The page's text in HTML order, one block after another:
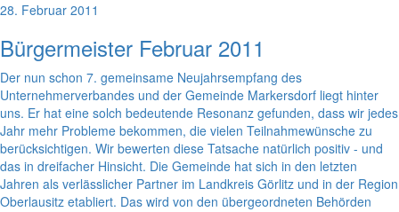
28. Februar 2011
Bürgermeister Februar 2011
Der nun schon 7. gemeinsame Neujahrsempfang des
Unternehmerverbandes und der Gemeinde Markersdorf liegt hinter
uns. Er hat eine solch bedeutende Resonanz gefunden, dass wir jedes
Jahr mehr Probleme bekommen, die vielen Teilnahmewünsche zu
berücksichtigen. Wir bewerten diese Tatsache natürlich positiv - und
das in dreifacher Hinsicht. Die Gemeinde hat sich in den letzten
Jahren als verlässlicher Partner im Landkreis Görlitz und in der Region
Oberlausitz etabliert. Das wird von den übergeordneten Behörden